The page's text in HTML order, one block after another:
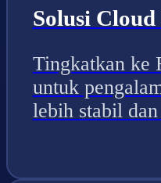
Solusi Cloud
Tingkatkan ke
untuk
lebih stabil